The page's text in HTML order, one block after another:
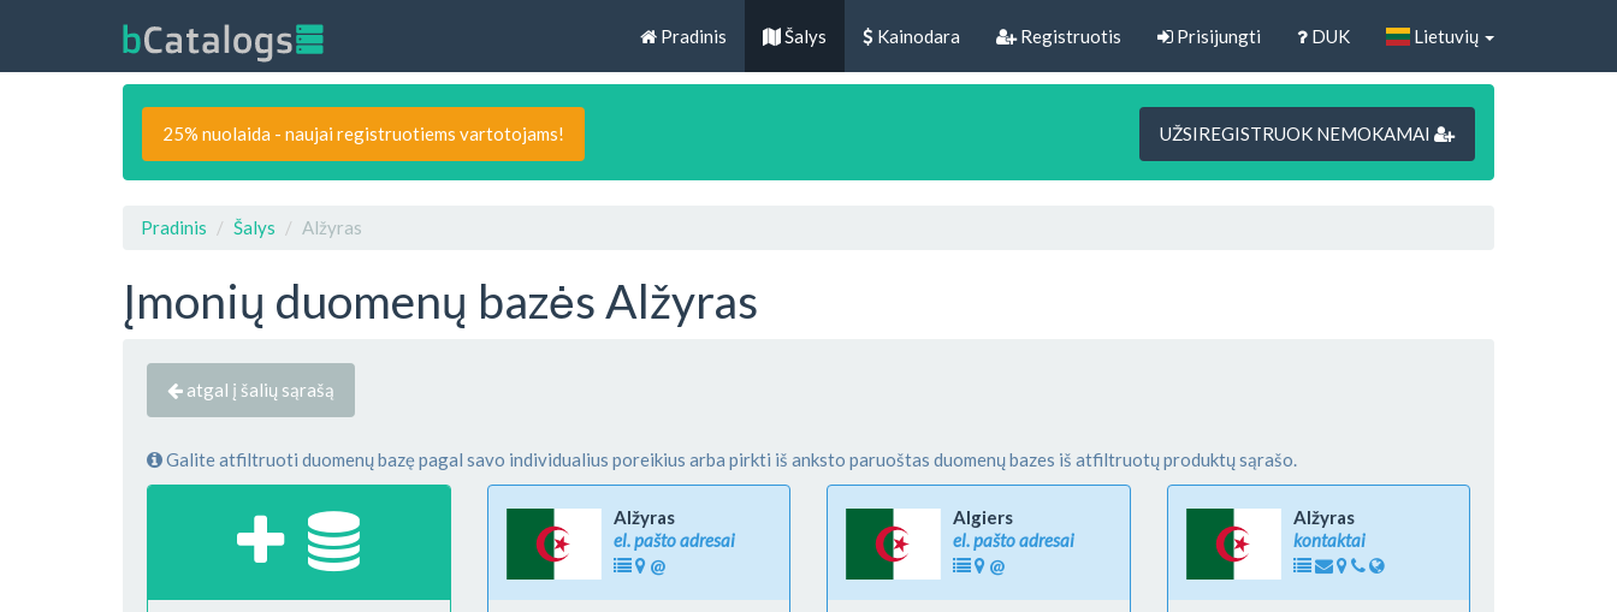
Pradinis Šalys Kainodara Registruotis Prisijungti DUK Lietuvių
25% nuolaida - naujai registruotiems vartotojams! UŽSIREGISTRUOK NEMOKAMAI
Pradinis Šalys Alžyras
Įmonių duomenų bazės Alžyras
atgal į šalių sąrašą
Galite atfiltruoti duomenų bazę pagal savo individualius poreikius arba pirkti iš anksto paruoštas duomenų bazes iš atfiltruotų produktų sąrašo.
Alžyras
el. pašto adresai
@
Algiers
el. pašto adresai
@
Alžyras
kontaktai